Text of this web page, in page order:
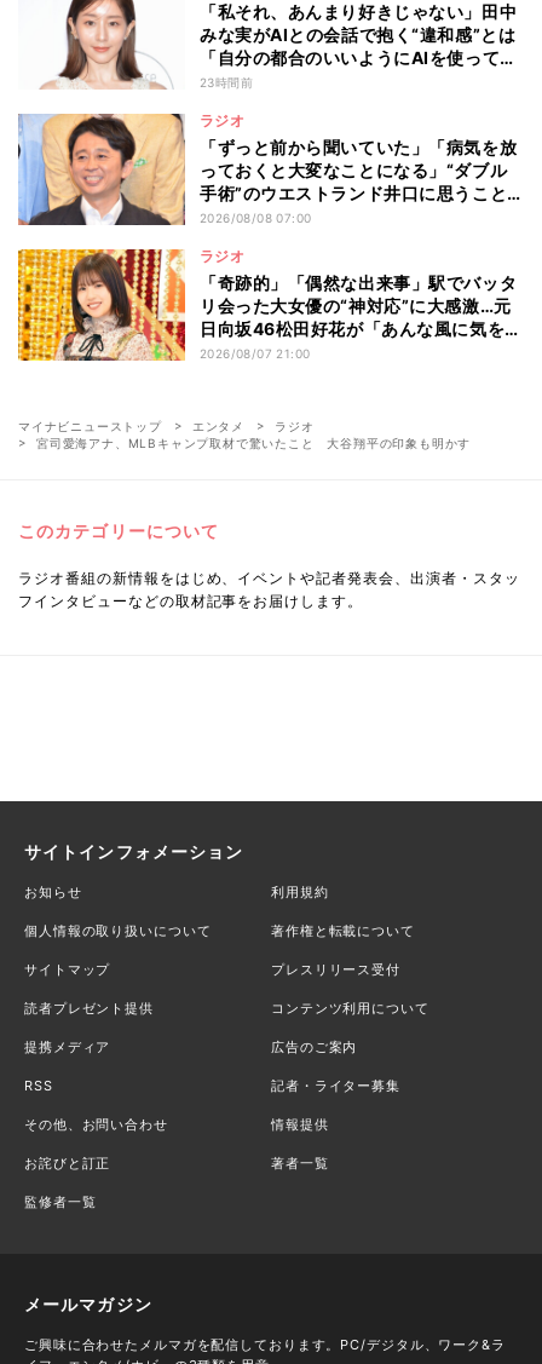
「私それ、あんまり好きじゃない」田中
みな実がAIとの会話で抱く“違和感”とは
「自分の都合のいいようにAIを使ってる
人たちって…」
23時間前
ラジオ
「ずっと前から聞いていた」「病気を放
っておくと大変なことになる」“ダブル
手術”のウエストランド井口に思うこと…
有吉弘行が本音を明かした“仕事と病
2026/08/08 07:00
ラジオ
「奇跡的」「偶然な出来事」駅でバッタ
リ会った大女優の“神対応”に大感激…元
日向坂46松田好花が「あんな風に気を使
える人になりたい」と感動した“振る舞
2026/08/07 21:00
マイナビニューストップ エンタメ
ラジオ
宮司愛海アナ、MLBキャンプ取材で驚いたこと 大谷翔平の印象も明かす
このカテゴリーについて
ラジオ番組の新情報をはじめ、イベントや記者発表会、出演者・スタッ
フインタビューなどの取材記事をお届けします。
サイトインフォメーション
お知らせ 利用規約
個人情報の取り扱いについて 著作権と転載について
サイトマップ プレスリリース受付
読者プレゼント提供 コンテンツ利用について
提携メディア 広告のご案内
RSS 記者・ライター募集
その他、お問い合わせ 情報提供
お詫びと訂正 著者一覧
監修者一覧
メールマガジン
ご興味に合わせたメルマガを配信しております。PC/デジタル、ワーク&ラ